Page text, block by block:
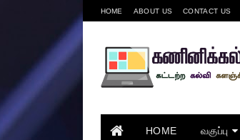
HOME ABOUT US CONTACT US
HOME வகுப்பு